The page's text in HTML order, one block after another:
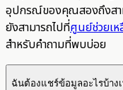
อุปกรณ์ของคุณสองถึงสา
ยังสามารถไปที่ศูนย์ช่วยเ
สำหรับคำถามที่พบบ่อย
ฉันต้องแชร์ข้อมูลอะไรบ้าง